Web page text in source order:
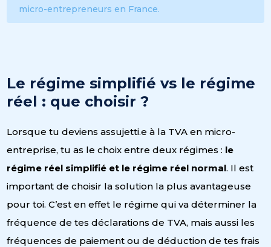
micro-entrepreneurs en France.
Le régime simplifié vs le régime
réel : que choisir ?
Lorsque tu deviens assujetti.e à la TVA en micro-
entreprise, tu as le choix entre deux régimes : le
régime réel simplifié et le régime réel normal. Il est
important de choisir la solution la plus avantageuse
pour toi. C’est en effet le régime qui va déterminer la
fréquence de tes déclarations de TVA, mais aussi les
fréquences de paiement ou de déduction de tes frais